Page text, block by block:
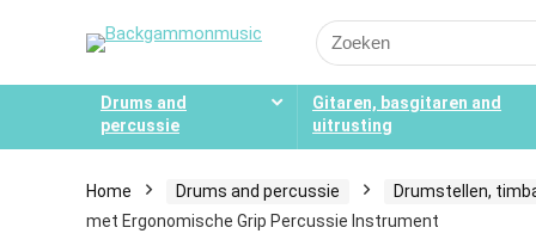
Search
for:
Drums and
percussie
Gitaren, basgitaren and
uitrusting
Home Drums and percussie Drumstellen,
met Ergonomische Grip Percussie Instrument